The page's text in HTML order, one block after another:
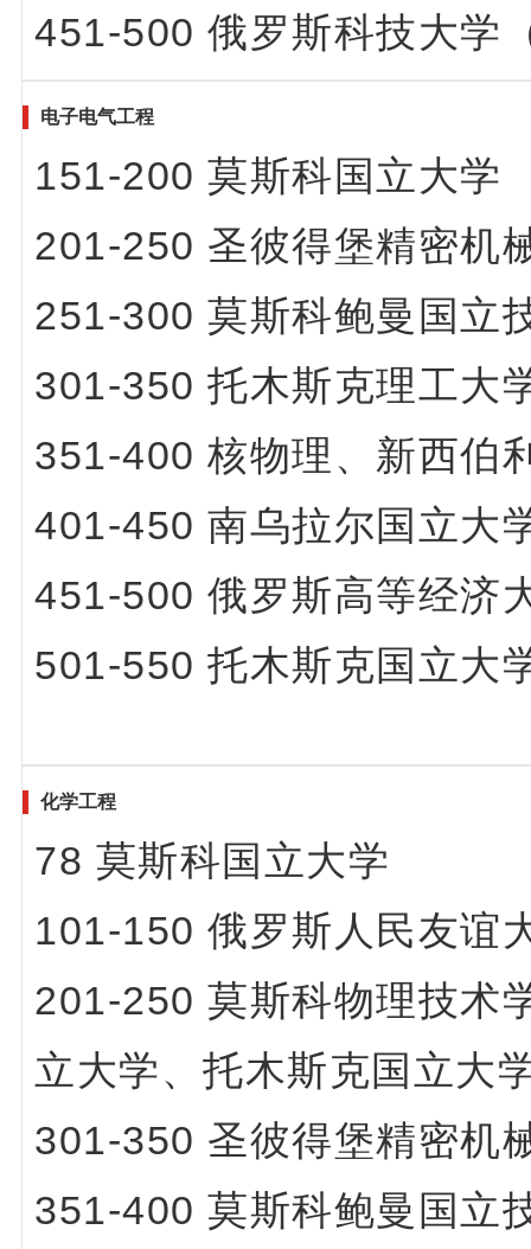
451-500 俄罗斯科技大学
电子电气工程
151-200 莫斯科国立大学
201-250 圣彼得堡精密机
251-300 莫斯科鲍曼国立
301-350 托木斯克理工大
351-400 核物理、新西伯
401-450 南乌拉尔国立大
451-500 俄罗斯高等经济
501-550 托木斯克国立大
化学工程
78 莫斯科国立大学
101-150 俄罗斯人民友谊
201-250 莫斯科物理技术
立大学、托木斯克国立大
301-350 圣彼得堡精密机
351-400 莫斯科鲍曼国立